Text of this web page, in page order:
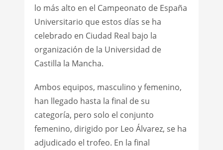
lo más alto en el Campeonato de España
Universitario que estos días se ha
celebrado en Ciudad Real bajo la
organización de la Universidad de
Castilla la Mancha.
Ambos equipos, masculino y femenino,
han llegado hasta la final de su
categoría, pero solo el conjunto
femenino, dirigido por Leo Álvarez, se ha
adjudicado el trofeo. En la final